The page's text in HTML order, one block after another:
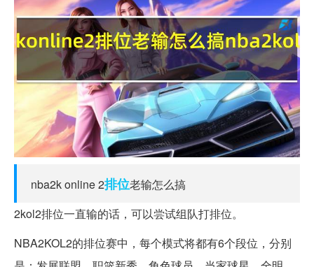
nba2k online 2排位老输怎么搞
2kol2排位一直输的话，可以尝试组队打排位。
NBA2KOL2的排位赛中，每个模式将都有6个段位，分别